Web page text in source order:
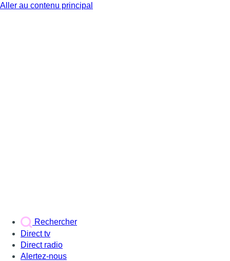
Aller au contenu principal
Rechercher
Direct tv
Direct radio
Alertez-nous